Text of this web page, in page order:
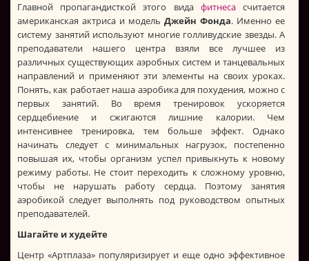
Главной пропагандисткой этого вида фитнесасчитается
американская актриса и модель Джейн Фонда. Именно ее
систему занятий используют многие голливудские звезды. А
преподаватели нашего центра взяли все лучшее из
различных существующих аэробных систем и танцевальных
направлений и применяют эти элементы на своих уроках.
Понять, как работает наша аэробика для похудения, можно с
первых занятий. Во время тренировок ускоряется
сердцебиение и сжигаются лишние калории. Чем
интенсивнее тренировка, тем больше эффект. Однако
начинать следует с минимальных нагрузок, постепенно
повышая их, чтобы организм успел привыкнуть к новому
режиму работы. Не стоит переходить к сложному уровню,
чтобы не нарушать работу сердца. Поэтому занятия
аэробикой следует выполнять под руководством опытных
преподавателей.
Шагайте и худейте
Центр «Артплаза» популяризирует и еще одно эффективное